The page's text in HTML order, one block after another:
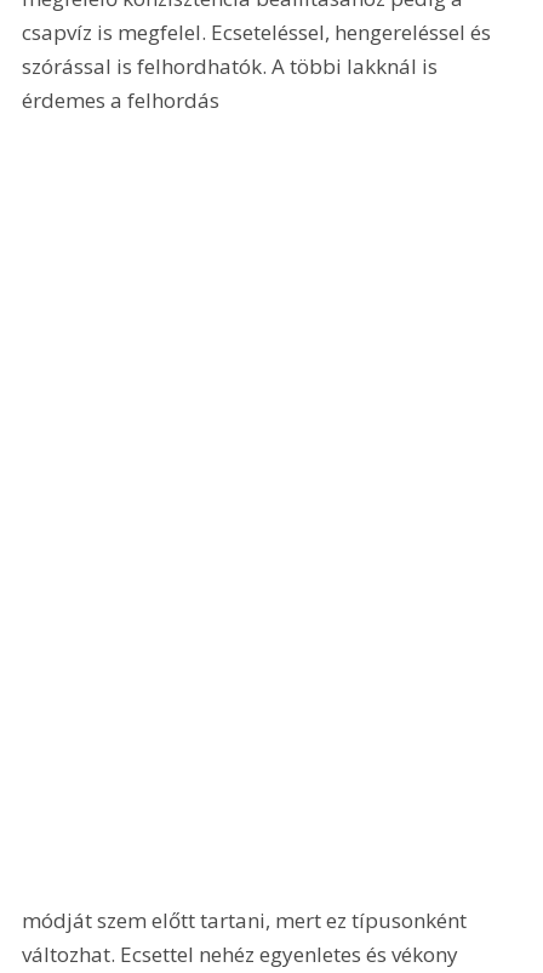
csapvíz is megfelel. Ecseteléssel, hengereléssel és
szórással is felhordhatók. A többi lakknál is
érdemes a felhordás
módját szem előtt tartani, mert ez típusonként
változhat. Ecsettel nehéz egyenletes és vékony